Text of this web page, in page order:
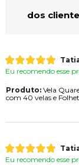
dos
Eu recomendo esse
Produto:Vela
com 40 velas e
Eu recomendo esse